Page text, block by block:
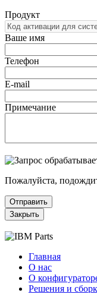
Продукт
Ваше имя
Телефон
E-mail
Примечание
Пожалуйста,
Отправить
Закрыть
Главная
О нас
О
Решения и